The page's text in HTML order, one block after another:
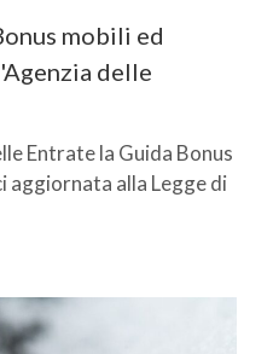
mobili ed
delle
Entrate la Guida Bonus
alla Legge di